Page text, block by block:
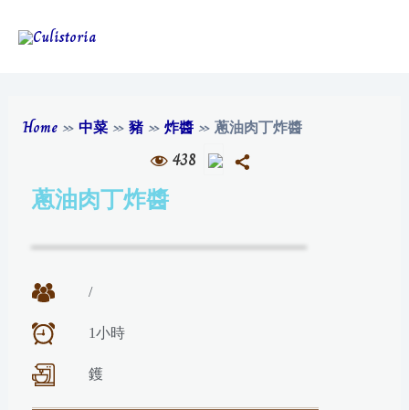
Home »中菜 »豬 »炸醬 »蔥油肉丁炸醬
438
蔥油肉丁炸醬
/
1小時
鑊